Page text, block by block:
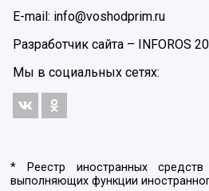
E-mail: info@voshodprim.ru
Разработчик сайта – INFOROS
Мы в социальных сетях:
* Реестр иностранных
выполняющих функции